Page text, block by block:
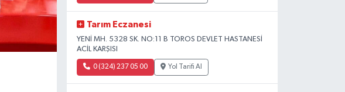
Tarım Eczanesi
YENİ MH. 5328 SK. NO:11 B TOROS DEVLET HASTANESİ
ACİL KARŞISI
0 (324) 237 05 00 Yol Tarifi Al